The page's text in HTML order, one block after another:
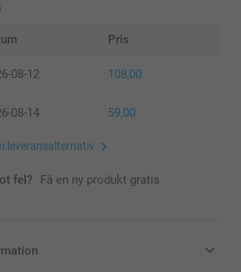
Pris
08-12 108,00
08-14 59,00
leveransalternativ
fel? Få en ny produkt gratis